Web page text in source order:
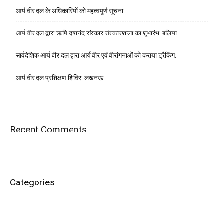
आर्य वीर दल के अधिकारियों को महत्वपूर्ण सूचना
आर्य वीर दल द्वारा ऋषि दयानंद संस्कार संस्कारशाला का शुभारंभ: बलिया
सार्वदेशिक आर्य वीर दल द्वारा आर्य वीर एवं वीरांगनाओं को कराया ट्रैकिंग:
आर्य वीर दल प्रशिक्षण शिविर: लखनऊ
Recent Comments
Categories